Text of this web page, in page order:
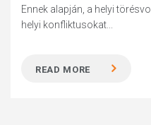
Ennek alapján, a helyi
helyi konfliktusokat...
READ MORE